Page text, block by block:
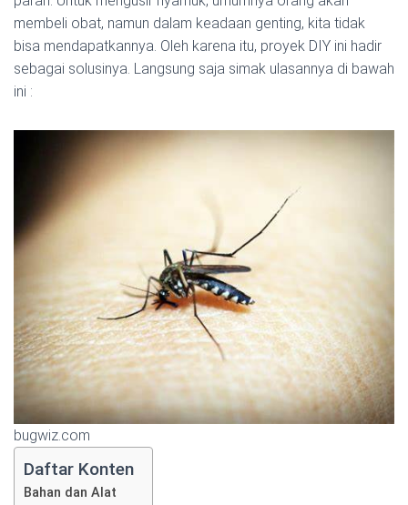
membeli obat, namun dalam keadaan genting, kita tidak
bisa mendapatkannya. Oleh karena itu, proyek DIY ini hadir
sebagai solusinya. Langsung saja simak ulasannya di bawah
ini :
bugwiz.com
Daftar Konten
Bahan dan Alat